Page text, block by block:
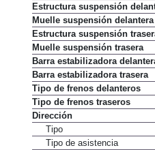
Estructura suspensión
Muelle suspensión delantera
Estructura suspensión
Muelle suspensión trasera
Barra estabilizadora
Barra estabilizadora trasera
Tipo de frenos delanteros
Tipo de frenos traseros
Dirección
Tipo
Tipo de asistencia